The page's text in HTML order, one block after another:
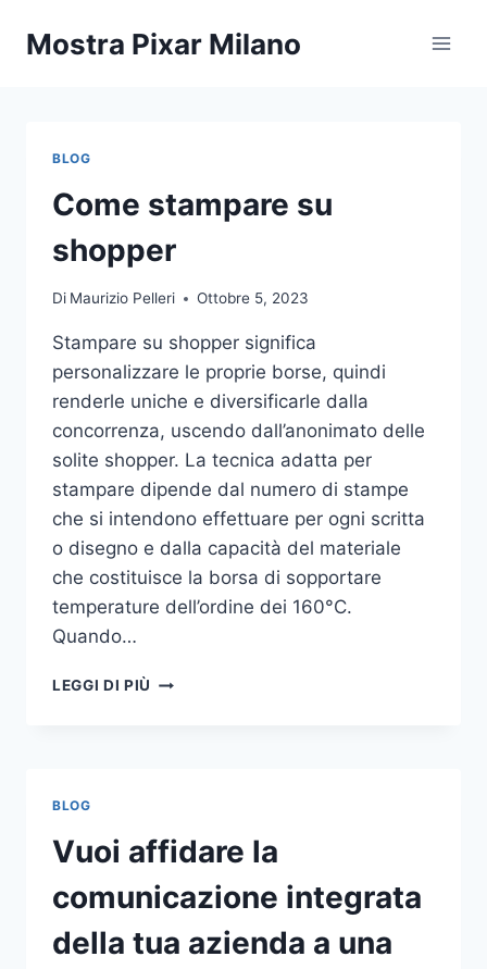
Mostra Pixar Milano
BLOG
Come stampare su
shopper
Di Maurizio Pelleri Ottobre 5, 2023
Stampare su shopper significa
personalizzare le proprie borse, quindi
renderle uniche e diversificarle dalla
concorrenza, uscendo dall’anonimato delle
solite shopper. La tecnica adatta per
stampare dipende dal numero di stampe
che si intendono effettuare per ogni scritta
o disegno e dalla capacità del materiale
che costituisce la borsa di sopportare
temperature dell’ordine dei 160°C.
Quando…
LEGGI DI PIÙ COME
BLOG
Vuoi affidare la
comunicazione integrata
della tua azienda a una